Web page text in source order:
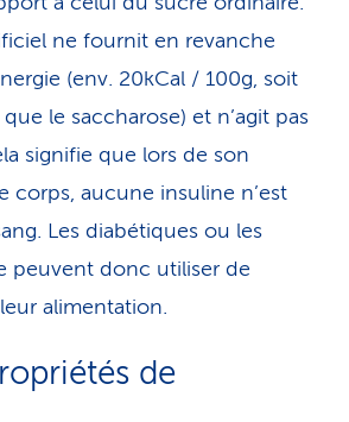
ne fournit en revanche
(env. 20kCal / 100g, soit
le saccharose) et n’agit pas
signifie que lors de son
corps, aucune insuline n’est
Les diabétiques ou les
peuvent donc utiliser de
alimentation.
de